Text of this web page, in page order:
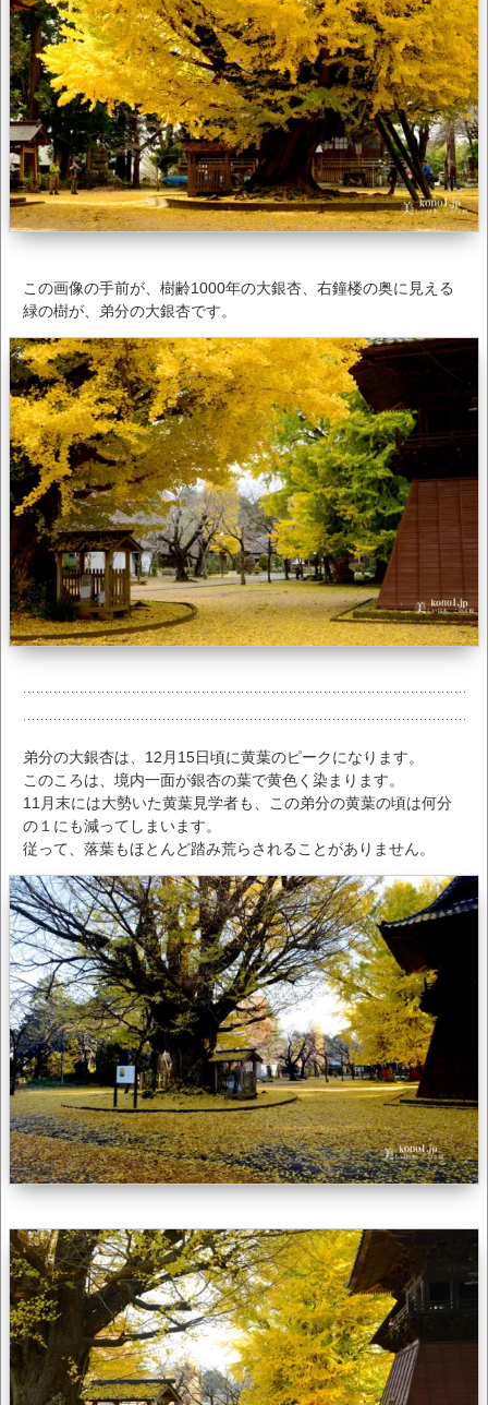
この画像の手前が、樹齢1000年の大銀杏、右鐘楼の奥に見える
緑の樹が、弟分の大銀杏です。
弟分の大銀杏は、12月15日頃に黄葉のピークになります。
このころは、境内一面が銀杏の葉で黄色く染まります。
11月末には大勢いた黄葉見学者も、この弟分の黄葉の頃は何分
の１にも減ってしまいます。
従って、落葉もほとんど踏み荒らされることがありません。